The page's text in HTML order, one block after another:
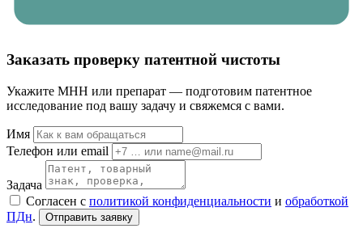
Заказать проверку патентной чистоты
Укажите МНН или препарат — подготовим патентное
исследование под вашу задачу и свяжемся с вами.
Имя
Телефон или email
Задача
Согласен с политикой конфиденциальности и обработкой
ПДн. Отправить заявку